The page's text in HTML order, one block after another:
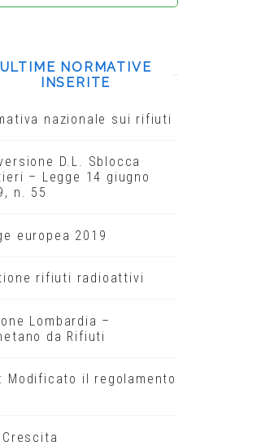
ULTIME NORMATIVE
INSERITE
nazionale sui rifiuti
D.L. Sblocca
– Legge 14 giugno
n. 55
europea 2019
rifiuti radioattivi
Lombardia –
da Rifiuti
Modificato il regolamento
Crescita